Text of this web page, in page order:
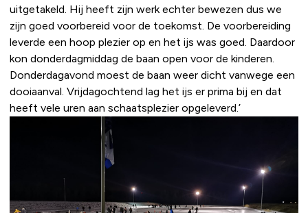
uitgetakeld. Hij heeft zijn werk echter bewezen dus we
zijn goed voorbereid voor de toekomst. De voorbereiding
leverde een hoop plezier op en het ijs was goed. Daardoor
kon donderdagmiddag de baan open voor de kinderen.
Donderdagavond moest de baan weer dicht vanwege een
dooiaanval. Vrijdagochtend lag het ijs er prima bij en dat
heeft vele uren aan schaatsplezier opgeleverd.’